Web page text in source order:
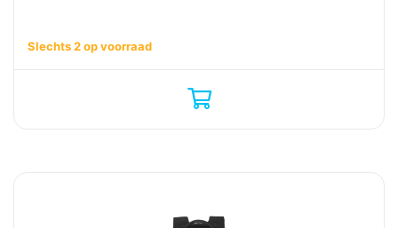
Slechts 2 op voorraad